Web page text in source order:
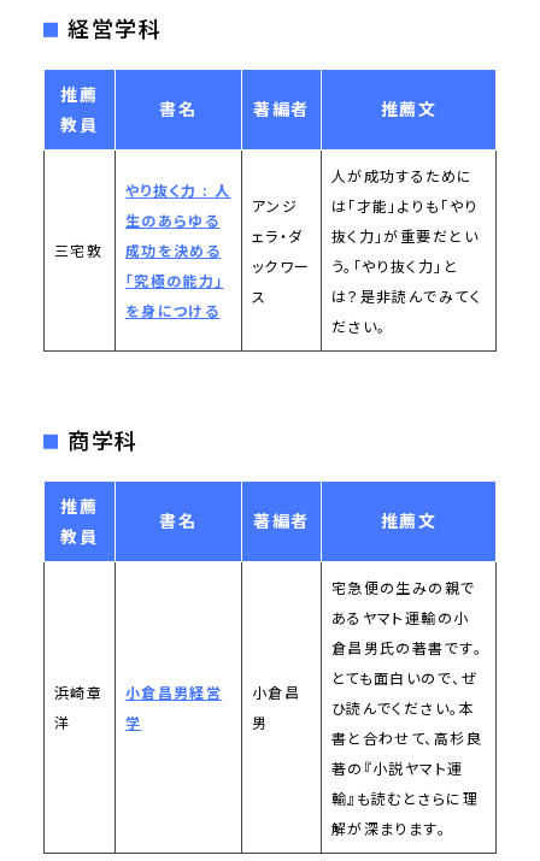
経営学科
推薦
教員
書名 著編者 推薦文
三宅敦
やり抜く力 : 人
生のあらゆる
成功を決める
「究極の能力」
を身につける
アンジ
ェラ・ダ
ックワー
ス
人が成功するために
は「才能」よりも「やり
抜く力」が重要だとい
う。「やり抜く力」と
は？是非読んでみてく
ださい。
商学科
推薦
教員
書名 著編者 推薦文
浜崎章
洋
小倉昌男経営
学
小倉昌
男
宅急便の生みの親で
あるヤマト運輸の小
倉昌男氏の著書です。
とても面白いので、ぜ
ひ読んでください。本
書と合わせて、高杉良
著の『小説ヤマト運
輸』も読むとさらに理
解が深まります。